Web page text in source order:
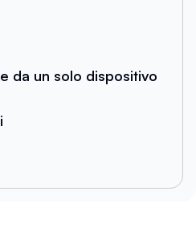
da un solo dispositivo